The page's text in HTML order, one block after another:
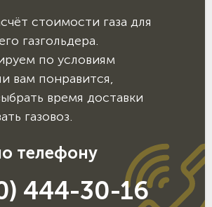
стоимости газа для
газгольдера.
по условиям
вам понравится,
время доставки
газовоз.
телефону
444-30-16